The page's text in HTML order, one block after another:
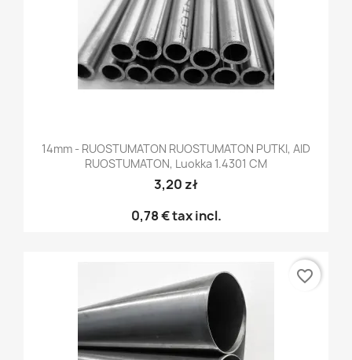
14mm - RUOSTUMATON RUOSTUMATON PUTKI, AID
RUOSTUMATON, Luokka 1.4301 CM
3,20 zł
0,78 €tax incl.
favorite_border